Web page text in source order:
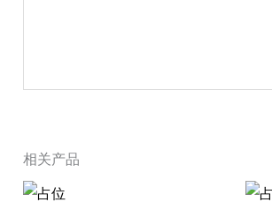
相关产品